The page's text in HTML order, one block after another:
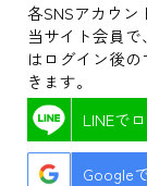
各SNSアカウン
当サイト会員
はログイン後
きます。
LINEで
Google